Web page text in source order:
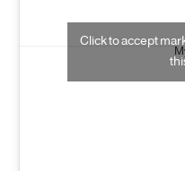
Click to accept